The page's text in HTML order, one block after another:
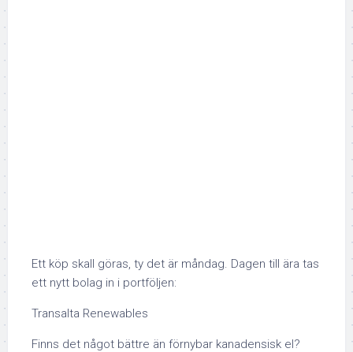
Ett köp skall göras, ty det är måndag. Dagen till ära tas
ett nytt bolag in i portföljen:
Transalta Renewables
Finns det något bättre än förnybar kanadensisk el?